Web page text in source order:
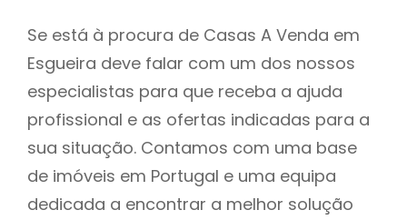
Se está à procura de Casas A Venda em
Esgueira deve falar com um dos nossos
especialistas para que receba a ajuda
profissional e as ofertas indicadas para a
sua situação. Contamos com uma base
de imóveis em Portugal e uma equipa
dedicada a encontrar a melhor solução